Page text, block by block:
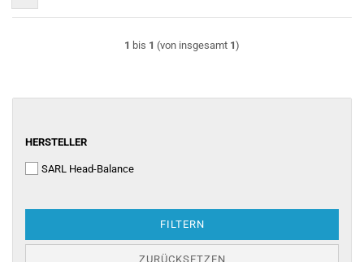
1 bis 1 (von insgesamt 1)
HERSTELLER
HERSTELLER
SARL Head-Balance
FILTERN
ZURÜCKSETZEN